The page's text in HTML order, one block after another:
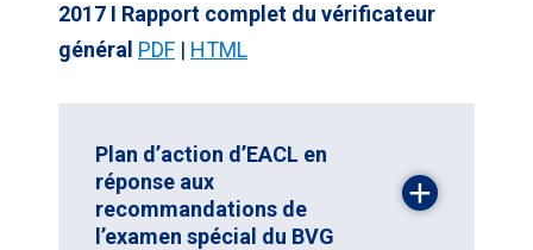
2017 I Rapport complet du vérificateur
général PDF | HTML
Plan d’action d’EACL en
réponse aux
recommandations de
l’examen spécial du BVG